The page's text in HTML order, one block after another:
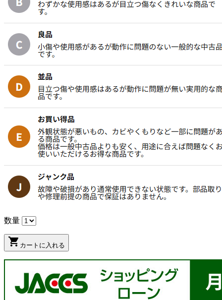
数量
shopping_cart カートに入れる